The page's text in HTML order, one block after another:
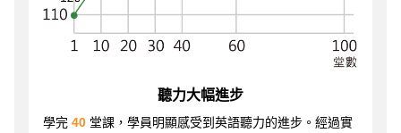
聽力大幅進步
學完 40 堂課，學員明顯感受到英語聽力的進步。經過實